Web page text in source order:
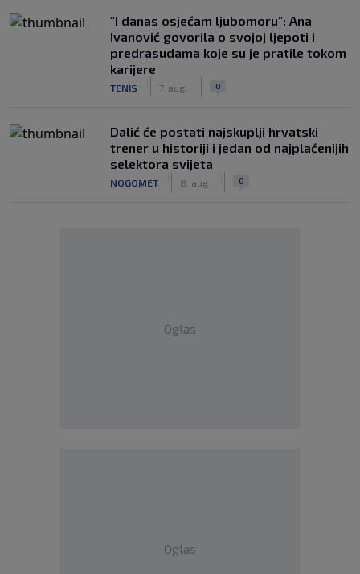
"I danas osjećam ljubomoru": Ana
Ivanović govorila o svojoj ljepoti i
predrasudama koje su je pratile tokom
karijere
TENIS 7. aug. 0
Dalić će postati najskuplji hrvatski
trener u historiji i jedan od najplaćenijih
selektora svijeta
NOGOMET 8. aug. 0
Oglas
Oglas